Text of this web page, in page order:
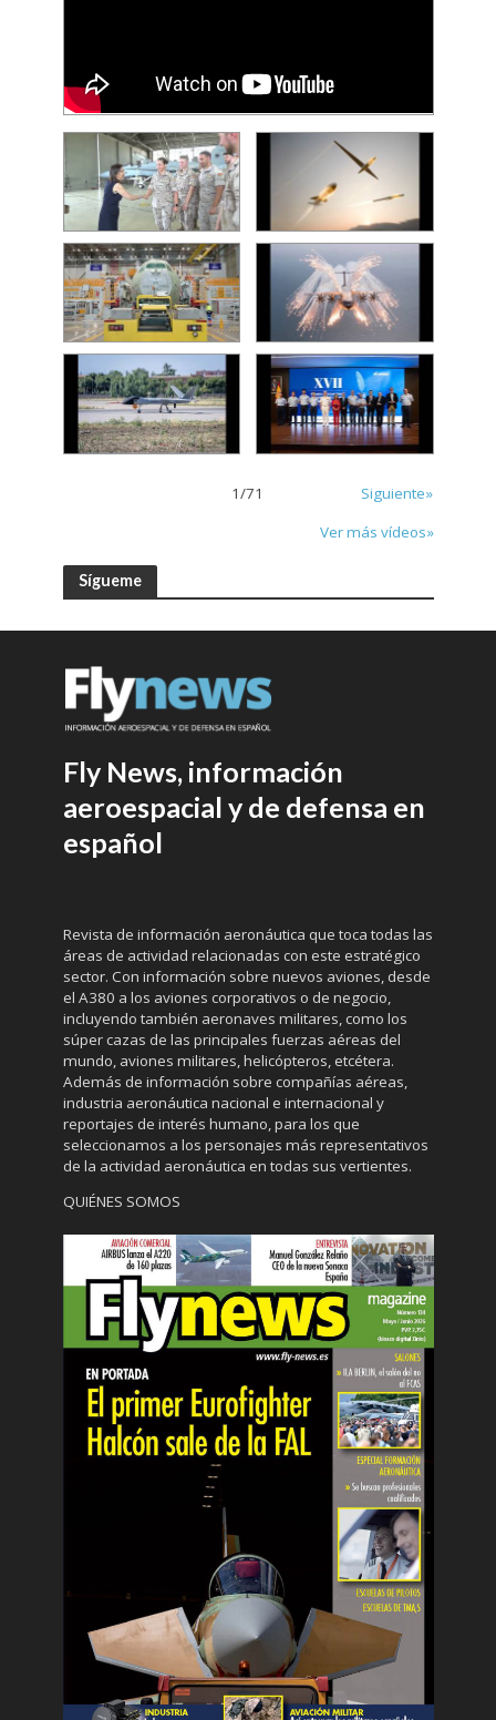
1/71
Siguiente»
Ver más vídeos»
Sígueme
Fly News, información
aeroespacial y de defensa en
español
Revista de información aeronáutica que toca todas las
áreas de actividad relacionadas con este estratégico
sector. Con información sobre nuevos aviones, desde
el A380 a los aviones corporativos o de negocio,
incluyendo también aeronaves militares, como los
súper cazas de las principales fuerzas aéreas del
mundo, aviones militares, helicópteros, etcétera.
Además de información sobre compañías aéreas,
industria aeronáutica nacional e internacional y
reportajes de interés humano, para los que
seleccionamos a los personajes más representativos
de la actividad aeronáutica en todas sus vertientes.
QUIÉNES SOMOS